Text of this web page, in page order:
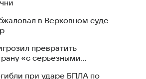
в Верховном суде
превратить
«с серьезными
при ударе БПЛА по